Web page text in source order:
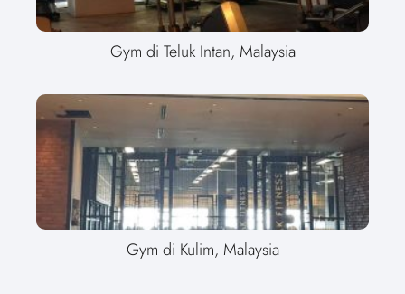
Gym di Teluk Intan, Malaysia
Gym di Kulim, Malaysia